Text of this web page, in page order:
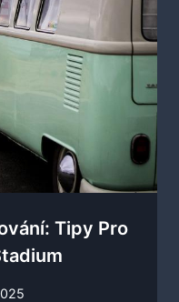
Tipy Pro